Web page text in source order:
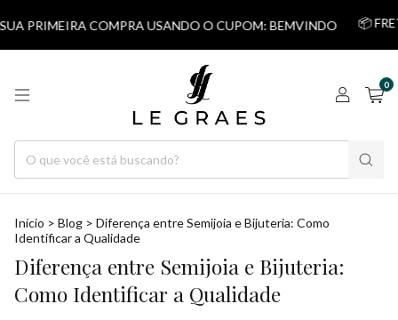
PRIMEIRA COMPRA USANDO O CUPOM: BEMVINDO 📦
0
Início > Blog > Diferença entre Semijoia e Bijuteria: Como
Identificar a Qualidade
Diferença entre Semijoia e Bijuteria:
Como Identificar a Qualidade